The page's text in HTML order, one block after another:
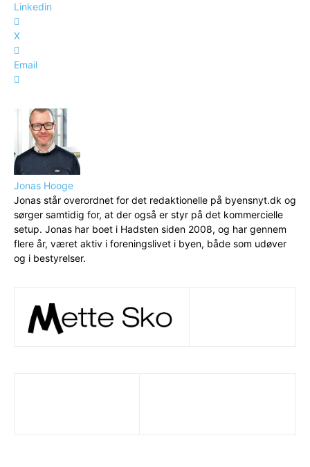
Linkedin
X
Email
Jonas Hooge
Jonas står overordnet for det redaktionelle på byensnyt.dk og
sørger samtidig for, at der også er styr på det kommercielle
setup. Jonas har boet i Hadsten siden 2008, og har gennem
flere år, været aktiv i foreningslivet i byen, både som udøver
og i bestyrelser.